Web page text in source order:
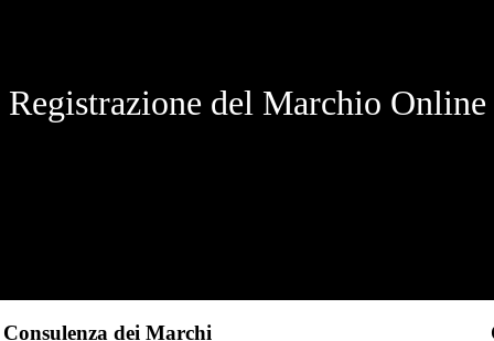
Registrazione del Marchio Online
Consulenza dei Marchi